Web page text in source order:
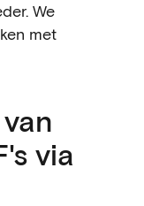
We
met
via